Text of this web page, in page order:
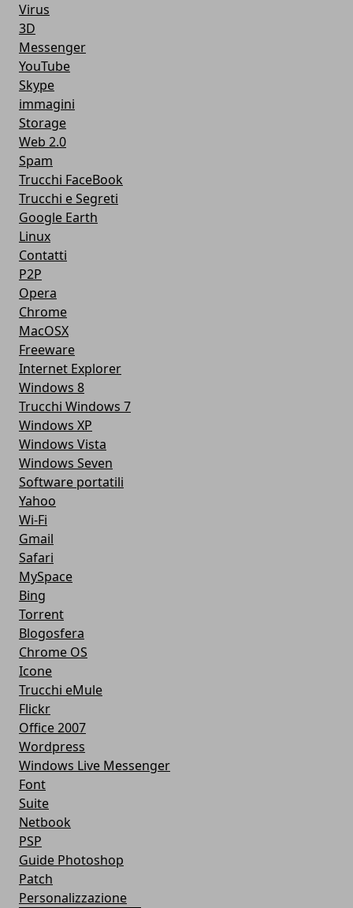
Virus
3D
Messenger
YouTube
Skype
immagini
Storage
Web 2.0
Spam
Trucchi FaceBook
Trucchi e Segreti
Google Earth
Linux
Contatti
P2P
Opera
Chrome
MacOSX
Freeware
Internet Explorer
Windows 8
Trucchi Windows 7
Windows XP
Windows Vista
Windows Seven
Software portatili
Yahoo
Wi-Fi
Gmail
Safari
MySpace
Bing
Torrent
Blogosfera
Chrome OS
Icone
Trucchi eMule
Flickr
Office 2007
Wordpress
Windows Live Messenger
Font
Suite
Netbook
PSP
Guide Photoshop
Patch
Personalizzazione